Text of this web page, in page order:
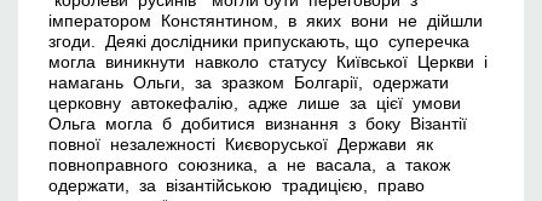
імператором Констянтином, в яких вони не дійшли
згоди. Деякі дослідники припускають, що суперечка
могла виникнути навколо статусу Київської Церкви і
намагань Ольги, за зразком Болгарії, одержати
церковну автокефалію, адже лише за цієї умови
Ольга могла б добитися визнання з боку Візантії
повної незалежності Києворуської Держави як
повноправного союзника, а не васала, а також
одержати, за візантійською традицією, право